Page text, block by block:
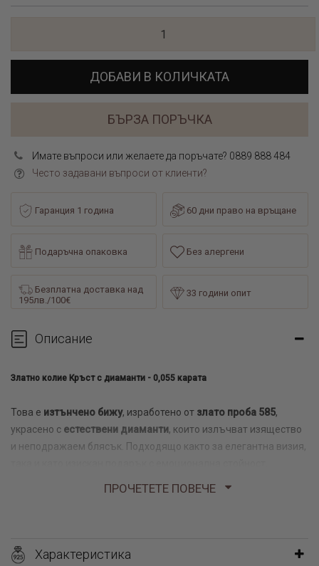
ДОБАВИ В КОЛИЧКАТА
БЪРЗА ПОРЪЧКА
Имате въпроси или желаете да поръчате? 0889 888 484
Често задавани въпроси от клиенти?
Гаранция 1 година 60 дни право на връщане
Подаръчна опаковка Без алергени
Безплатна доставка над
195лв./100€
33 години опит
Описание
Златно колие Кръст с диаманти - 0,055 карата
Това е изтънчено бижу, изработено от злато проба 585,
украсено с естествени диаманти, които излъчват изящество
и неподражаем блясък. Подходящо както за елегантна визия,
ПРОЧЕТЕТЕ ПОВЕЧЕ
Характеристика